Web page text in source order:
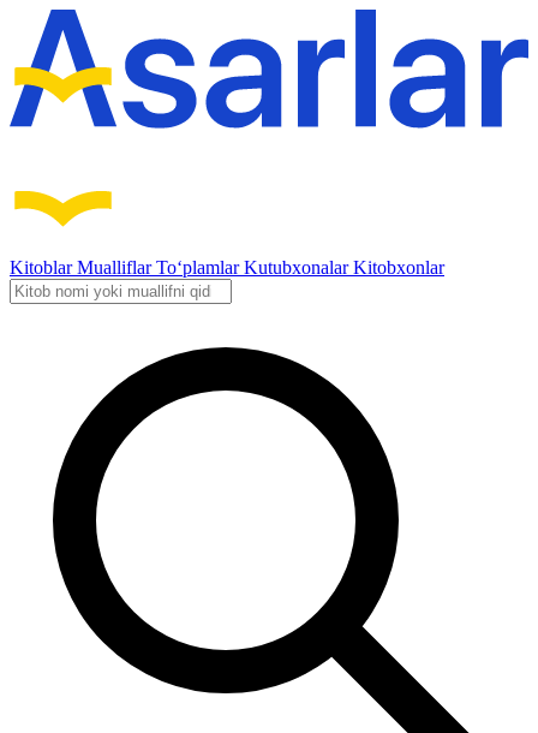
KitoblarMualliflarTo‘plamlarKutubxonalarKitobxonlar